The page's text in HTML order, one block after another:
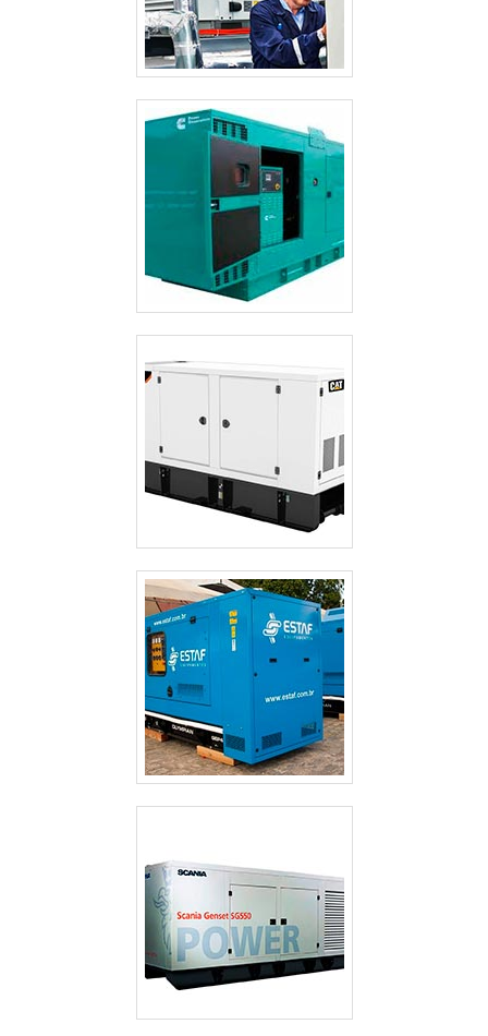
fornecer iluminação de ambientes por horas. Além disso,
este equipamento alcança tem longo alcance, e é de fácil
locomoção. Existem no mercado diversos modelos,
tamanhos e potências para melhor atender às demandas
e necessidades de cada obra. MANUTENÇÃO DE TORRE
DE ILUMINAÇÃO COM QUALIDADENa Mega Watt, o
sucesso do cliente está em primeiro lugar. Por isso,
pensou reparo de torre de iluminação, pensou Mega
Watt. Profissionais experientes ao dispor para manter o
equipamento com alta produtividade..